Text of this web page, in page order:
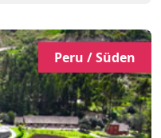
Peru / Süden